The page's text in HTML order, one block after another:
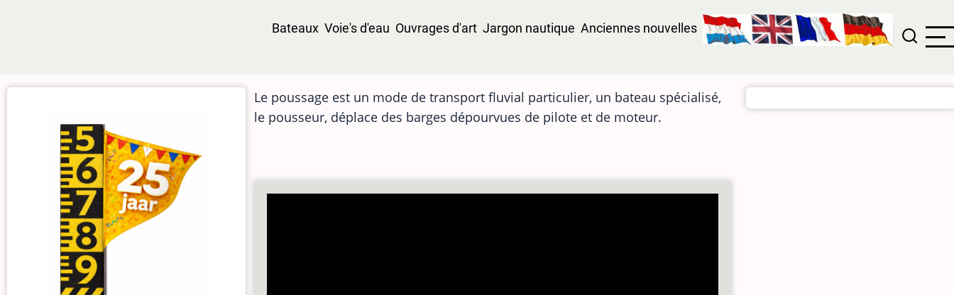
Bateaux Voie's d'eau Ouvrages d'art Jargon nautique Anciennes nouvelles
Le poussage est un mode de transport fluvial particulier, un bateau spécialisé,
le pousseur, déplace des barges dépourvues de pilote et de moteur.